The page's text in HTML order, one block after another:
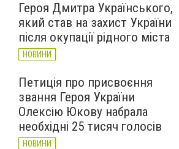
Героя Дмитра Українського,
який став на захист України
після окупації рідного міста
НОВИНИ
Петиція про присвоєння
звання Героя України
Олексію Юкову набрала
необхідні 25 тисяч голосів
НОВИНИ